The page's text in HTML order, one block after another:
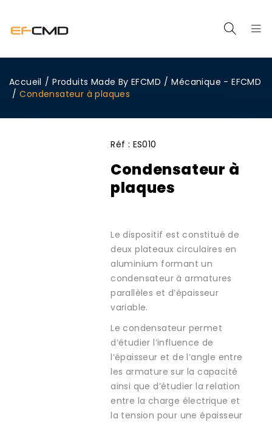
Accueil / Produits Made By EFCMD / Mécanique - EFCMD
/ Condensateur à plaques
Réf : ES010
Condensateur à
plaques
Le dispositif est constitué de
deux plateaux circulaires en
aluminium formant un
condensateur à armatures
parallèles et d’épaisseur
variable.
Le condensateur permet
d’étudier l’influence de
l’épaisseur et de l’angle entre
les armature sur la capacité
ainsi que d’étudier la relation
entre la charge électrique et
la tension pour une épaisseur